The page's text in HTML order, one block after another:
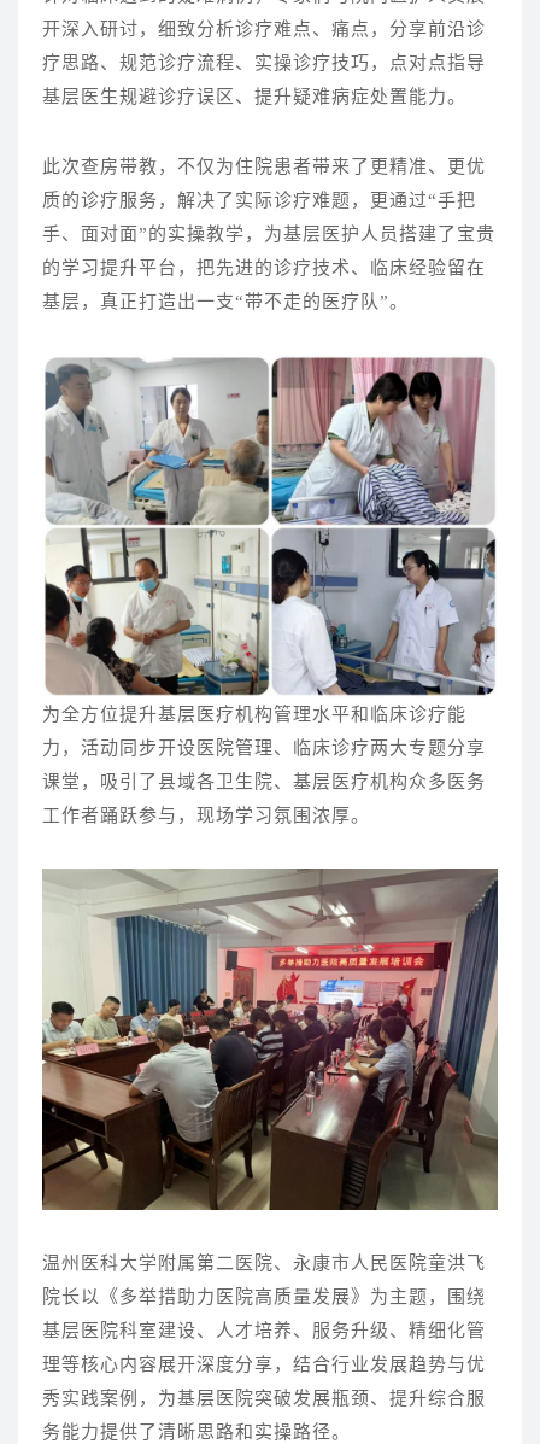
开深入研讨，细致分析诊疗难点、痛点，分享前沿诊
疗思路、规范诊疗流程、实操诊疗技巧，点对点指导
基层医生规避诊疗误区、提升疑难病症处置能力。
此次查房带教，不仅为住院患者带来了更精准、更优
质的诊疗服务，解决了实际诊疗难题，更通过“手把
手、面对面”的实操教学，为基层医护人员搭建了宝贵
的学习提升平台，把先进的诊疗技术、临床经验留在
基层，真正打造出一支“带不走的医疗队”。
为全方位提升基层医疗机构管理水平和临床诊疗能
力，活动同步开设医院管理、临床诊疗两大专题分享
课堂，吸引了县域各卫生院、基层医疗机构众多医务
工作者踊跃参与，现场学习氛围浓厚。
温州医科大学附属第二医院、永康市人民医院童洪飞
院长以《多举措助力医院高质量发展》为主题，围绕
基层医院科室建设、人才培养、服务升级、精细化管
理等核心内容展开深度分享，结合行业发展趋势与优
秀实践案例，为基层医院突破发展瓶颈、提升综合服
务能力提供了清晰思路和实操路径。